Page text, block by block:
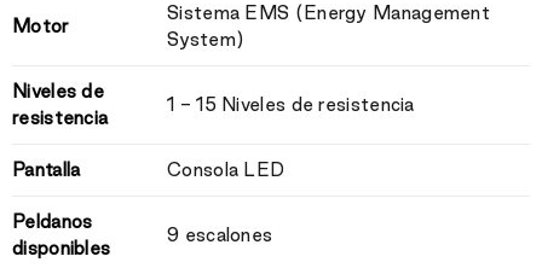
Motor
Sistema EMS (Energy Management
System)
Niveles de
resistencia
1 - 15 Niveles de resistencia
Pantalla Consola LED
Peldanos
disponibles
9 escalones